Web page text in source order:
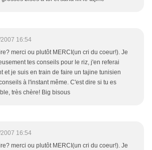
16:54
merci ou plutôt MERCI(un cri du coeur!). Je
tes conseils pour le riz, j'en referai
et je suis en train de faire un tajine tunisien
à l'instant même. C'est dire si tu es
très chère! Big bisous
16:54
merci ou plutôt MERCI(un cri du coeur!). Je